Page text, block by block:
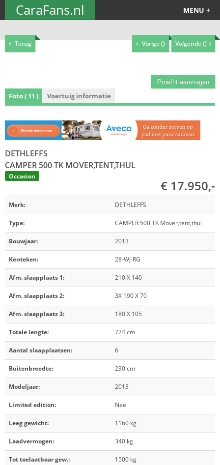
CaraFans.nl MENU +
Terug Vorige () Volgende ()
Proefrit aanvragen
Foto ( 11 ) Voertuig informatie
DETHLEFFS
CAMPER 500 TK MOVER,TENT,THUL
Occasion
€ 17.950,-
Merk: DETHLEFFS
Type: CAMPER 500 TK Mover,tent,thul
Bouwjaar: 2013
Kenteken: 28-WJ-RG
Afm. slaapplaats 1: 210 X 140
Afm. slaapplaats 2: 3X 190 X 70
Afm. slaapplaats 3: 180 X 105
Totale lengte: 724 cm
Aantal slaapplaatsen: 6
Buitenbreedte: 230 cm
Modeljaar: 2013
Limited edition: Nee
Leeg gewicht: 1160 kg
Laadvermogen: 340 kg
Tot toelaatbaar gew.: 1500 kg